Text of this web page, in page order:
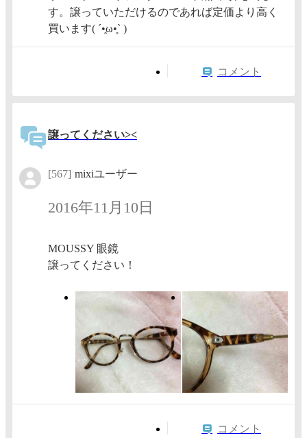
す。譲っていただけるのであれば定価より高く
買います( ´•̥ω•̥` )
コメント
譲ってください><
[567] mixiユーザー
2016年11月10日
MOUSSY 眼鏡
譲ってください！
コメント